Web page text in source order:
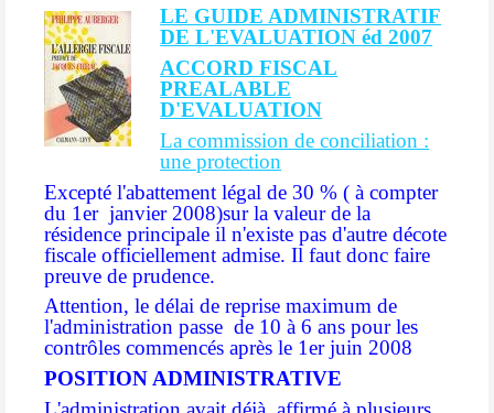
LE GUIDE ADMINISTRATIF
DE L'EVALUATION éd 2007
ACCORD FISCAL
PREALABLE
D'EVALUATION
La commission de conciliation :
une protection
Excepté l'abattement légal de 30 % ( à compter
du 1er janvier 2008)sur la valeur de la
résidence principale il n'existe pas d'autre décote
fiscale officiellement admise. Il faut donc faire
preuve de prudence.
Attention, le délai de reprise maximum de
l'administration passe de 10 à 6 ans pour les
contrôles commencés après le 1er juin 2008
POSITION ADMINISTRATIVE